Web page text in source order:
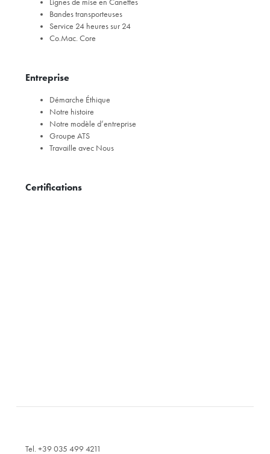
Lignes de mise en Canettes
Bandes transporteuses
Service 24 heures sur 24
Co.Mac. Core
Entreprise
Démarche Éthique
Notre histoire
Notre modèle d’entreprise
Groupe ATS
Travaille avec Nous
Certifications
Tel. +39 035 499 4211